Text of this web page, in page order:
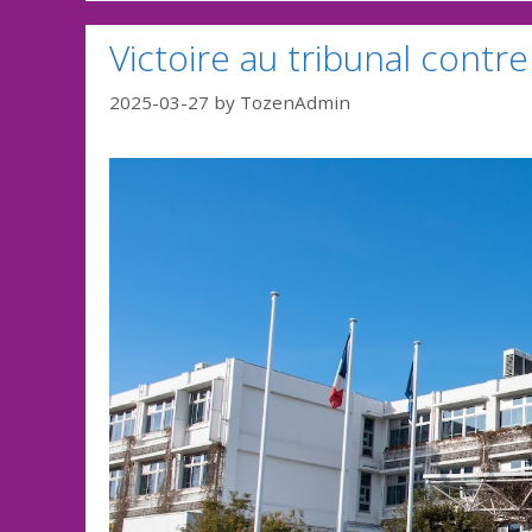
Victoire au tribunal contre
2025-03-27 by TozenAdmin